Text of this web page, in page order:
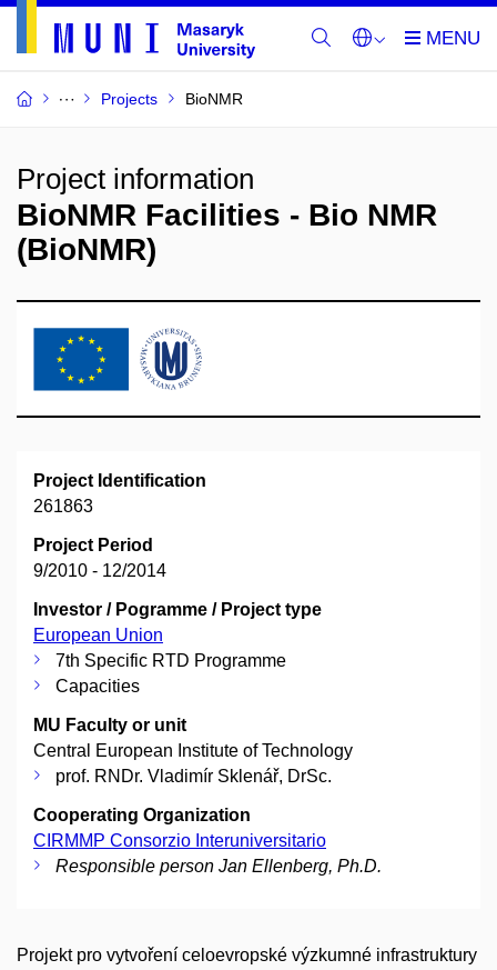
Projects BioNMR
Project information
BioNMR Facilities - Bio NMR
(BioNMR)
Project Identification
261863
Project Period
9/2010 - 12/2014
Investor / Pogramme / Project type
European Union
7th Specific RTD Programme
Capacities
MU Faculty or unit
Central European Institute of Technology
prof. RNDr. Vladimír Sklenář, DrSc.
Cooperating Organization
CIRMMP Consorzio Interuniversitario
Responsible person Jan Ellenberg, Ph.D.
Projekt pro vytvoření celoevropské výzkumné infrastruktury